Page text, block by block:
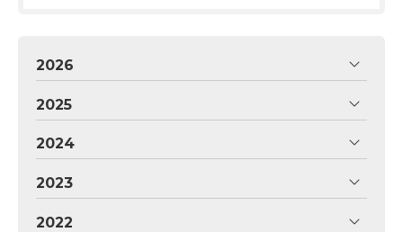
2026
2025
2024
2023
2022